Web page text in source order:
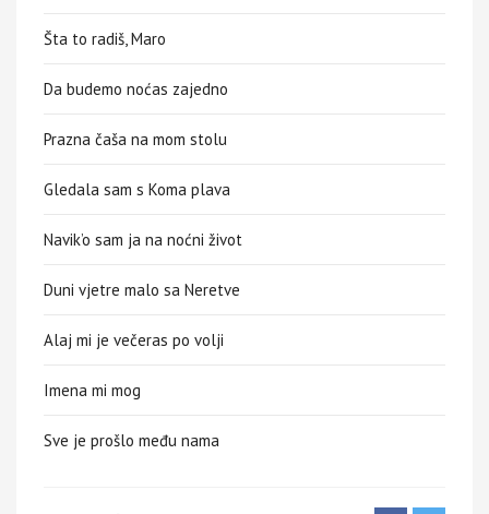
Šta to radiš, Maro
Da budemo noćas zajedno
Prazna čaša na mom stolu
Gledala sam s Koma plava
Navik’o sam ja na noćni život
Duni vjetre malo sa Neretve
Alaj mi je večeras po volji
Imena mi mog
Sve je prošlo među nama